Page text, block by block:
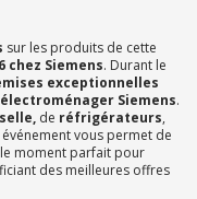
sur les produits de cette
chez Siemens. Durant le
exceptionnelles
Siemens.
de réfrigérateurs,
événement vous permet de
moment parfait pour
des meilleures offres